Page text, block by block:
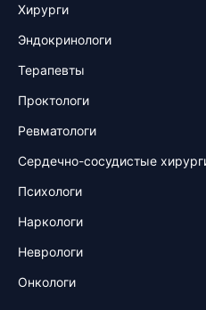
Хирурги
Эндокринологи
Терапевты
Проктологи
Ревматологи
Сердечно-сосудистые
Психологи
Наркологи
Неврологи
Онкологи